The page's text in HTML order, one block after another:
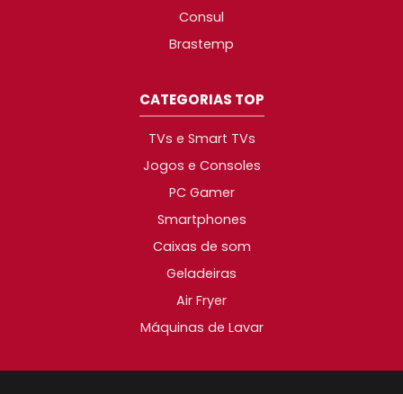
Consul
Brastemp
CATEGORIAS TOP
TVs e Smart TVs
Jogos e Consoles
PC Gamer
Smartphones
Caixas de som
Geladeiras
Air Fryer
Máquinas de Lavar